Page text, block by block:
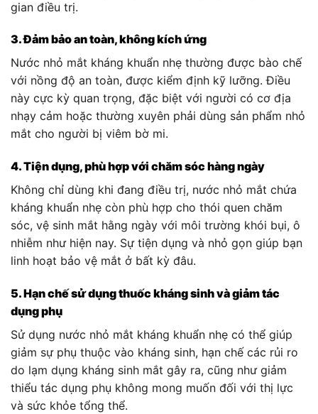
gian điều trị.
3. Đảm bảo an toàn, không kích ứng
Nước nhỏ mắt kháng khuẩn nhẹ thường được bào chế
với nồng độ an toàn, được kiểm định kỹ lưỡng. Điều
này cực kỳ quan trọng, đặc biệt với người có cơ địa
nhạy cảm hoặc thường xuyên phải dùng sản phẩm nhỏ
mắt cho người bị viêm bờ mi.
4. Tiện dụng, phù hợp với chăm sóc hàng ngày
Không chỉ dùng khi đang điều trị, nước nhỏ mắt chứa
kháng khuẩn nhẹ còn phù hợp cho thói quen chăm
sóc, vệ sinh mắt hằng ngày với môi trường khói bụi, ô
nhiễm như hiện nay. Sự tiện dụng và nhỏ gọn giúp bạn
linh hoạt bảo vệ mắt ở bất kỳ đâu.
5. Hạn chế sử dụng thuốc kháng sinh và giảm tác
dụng phụ
Sử dụng nước nhỏ mắt kháng khuẩn nhẹ có thể giúp
giảm sự phụ thuộc vào kháng sinh, hạn chế các rủi ro
do lạm dụng kháng sinh mắt gây ra, cũng như giảm
thiểu tác dụng phụ không mong muốn đối với thị lực
và sức khỏe tổng thể.